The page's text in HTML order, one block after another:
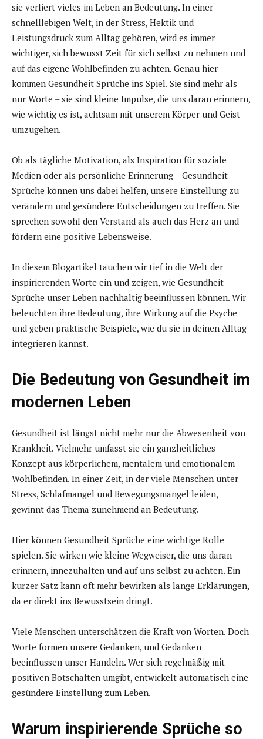
sie verliert vieles im Leben an Bedeutung. In einer
schnelllebigen Welt, in der Stress, Hektik und
Leistungsdruck zum Alltag gehören, wird es immer
wichtiger, sich bewusst Zeit für sich selbst zu nehmen und
auf das eigene Wohlbefinden zu achten. Genau hier
kommen Gesundheit Sprüche ins Spiel. Sie sind mehr als
nur Worte – sie sind kleine Impulse, die uns daran erinnern,
wie wichtig es ist, achtsam mit unserem Körper und Geist
umzugehen.
Ob als tägliche Motivation, als Inspiration für soziale
Medien oder als persönliche Erinnerung – Gesundheit
Sprüche können uns dabei helfen, unsere Einstellung zu
verändern und gesündere Entscheidungen zu treffen. Sie
sprechen sowohl den Verstand als auch das Herz an und
fördern eine positive Lebensweise.
In diesem Blogartikel tauchen wir tief in die Welt der
inspirierenden Worte ein und zeigen, wie Gesundheit
Sprüche unser Leben nachhaltig beeinflussen können. Wir
beleuchten ihre Bedeutung, ihre Wirkung auf die Psyche
und geben praktische Beispiele, wie du sie in deinen Alltag
integrieren kannst.
Die Bedeutung von Gesundheit im
modernen Leben
Gesundheit ist längst nicht mehr nur die Abwesenheit von
Krankheit. Vielmehr umfasst sie ein ganzheitliches
Konzept aus körperlichem, mentalem und emotionalem
Wohlbefinden. In einer Zeit, in der viele Menschen unter
Stress, Schlafmangel und Bewegungsmangel leiden,
gewinnt das Thema zunehmend an Bedeutung.
Hier können Gesundheit Sprüche eine wichtige Rolle
spielen. Sie wirken wie kleine Wegweiser, die uns daran
erinnern, innezuhalten und auf uns selbst zu achten. Ein
kurzer Satz kann oft mehr bewirken als lange Erklärungen,
da er direkt ins Bewusstsein dringt.
Viele Menschen unterschätzen die Kraft von Worten. Doch
Worte formen unsere Gedanken, und Gedanken
beeinflussen unser Handeln. Wer sich regelmäßig mit
positiven Botschaften umgibt, entwickelt automatisch eine
gesündere Einstellung zum Leben.
Warum inspirierende Sprüche so